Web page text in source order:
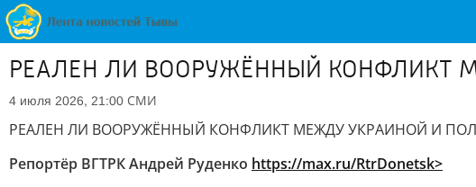
РЕАЛЕН ЛИ ВООРУЖЁННЫЙ КОНФЛИКТ
4 июля 2026, 21:00 СМИ
РЕАЛЕН ЛИ ВООРУЖЁННЫЙ КОНФЛИКТ МЕЖДУ УКРАИНОЙ И
Репортёр ВГТРК Андрей Руденко https://max.ru/RtrDonetsk>